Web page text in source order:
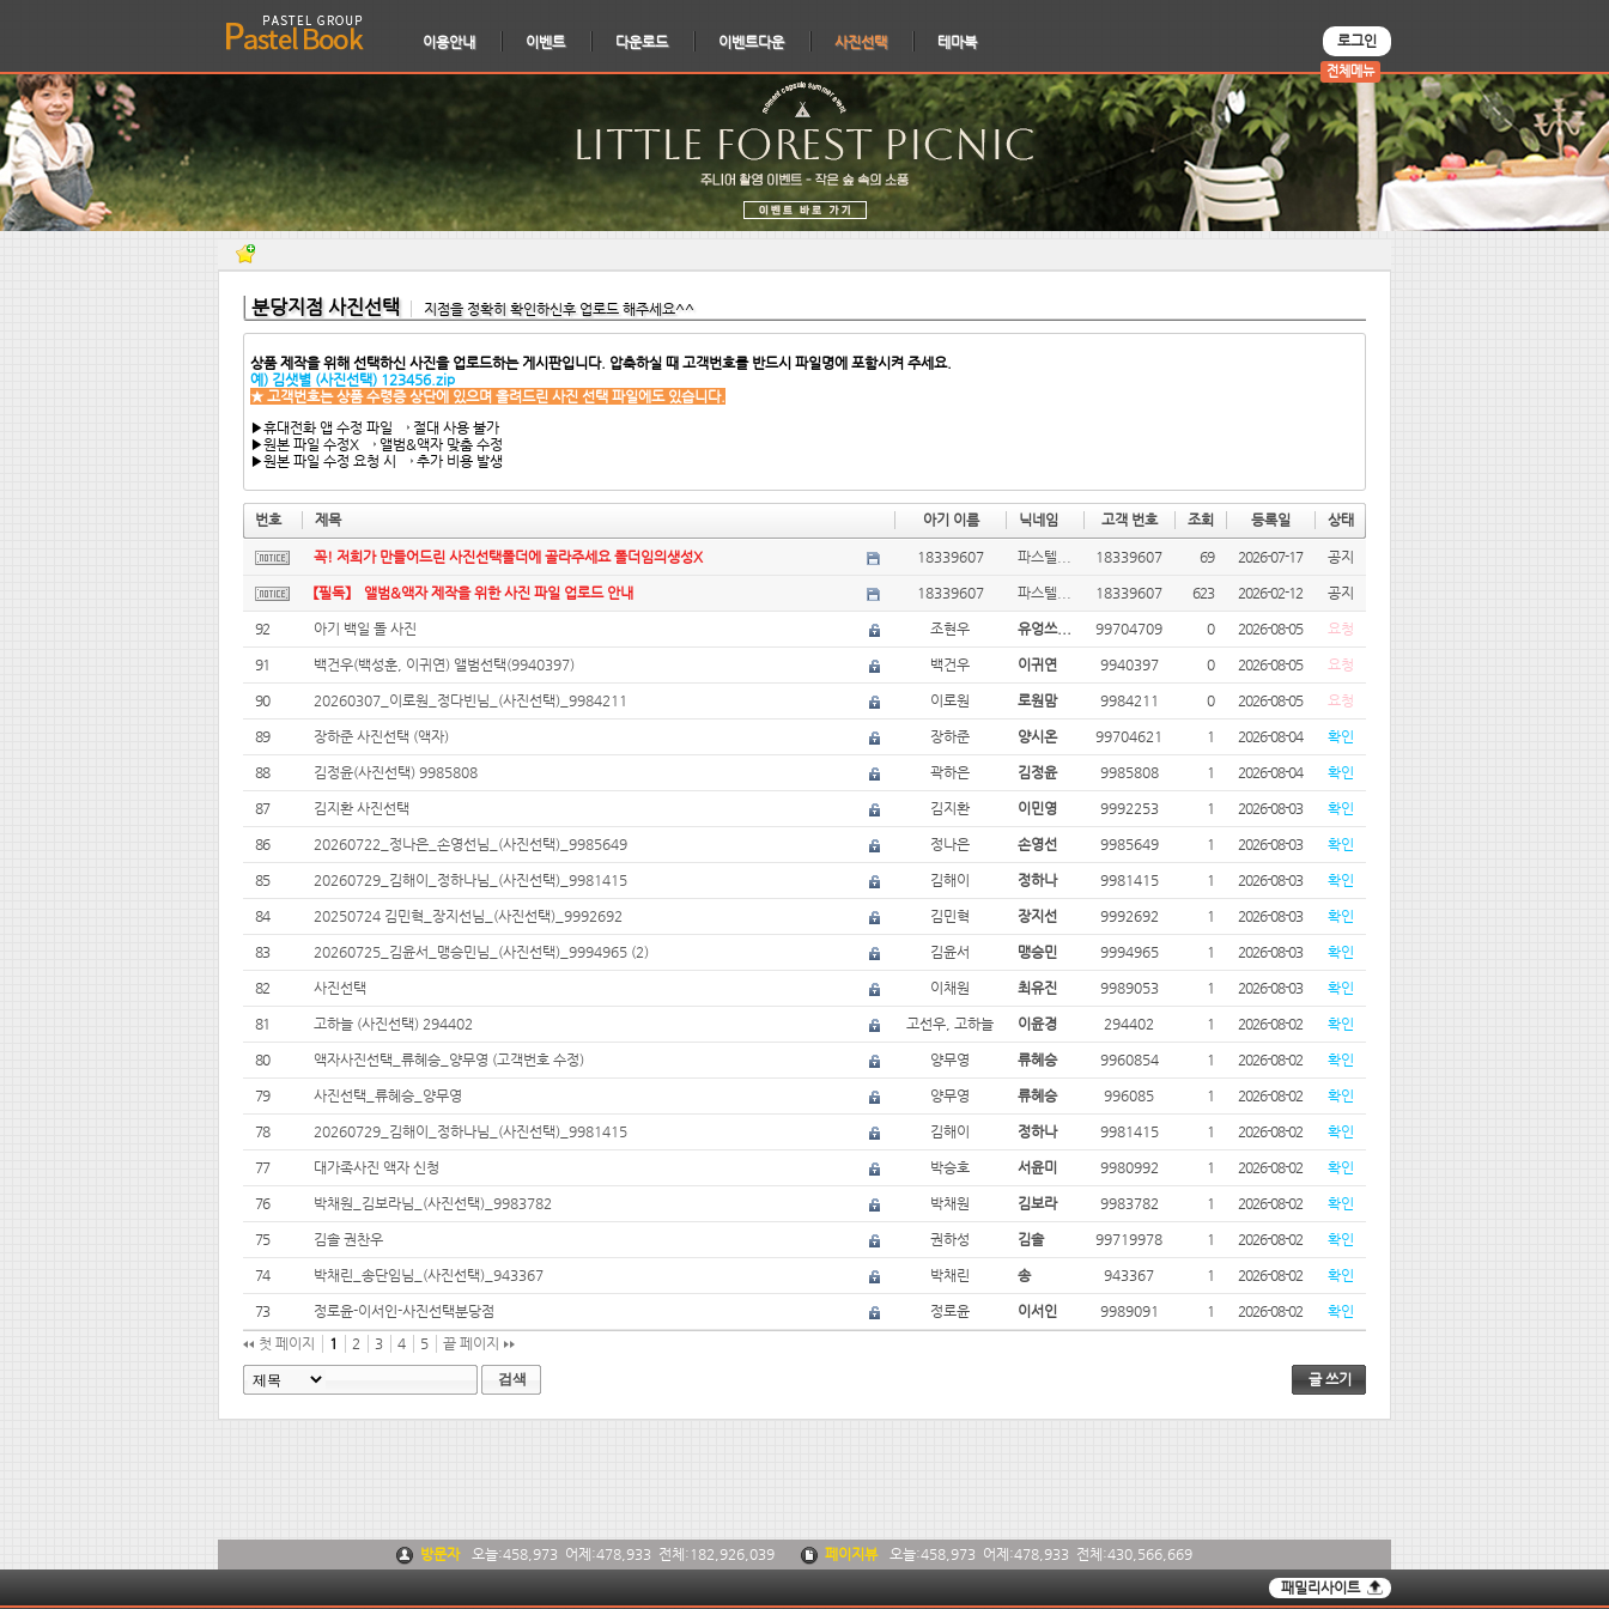
이용안내 이벤트 다운로드 이벤트다운 사진선택 테마북 로그인
전체메뉴
분당지점 사진선택 지점을 정확히 확인하신후 업로드 해주세요^^
상품 제작을 위해 선택하신 사진을 업로드하는 게시판입니다. 압축하실 때 고객번호를 반드시 파일명에 포함시켜 주세요.
예) 김샛별 (사진선택) 123456.zip
★ 고객번호는 상품 수령증 상단에 있으며 올려드린 사진 선택 파일에도 있습니다.
▶휴대전화 앱 수정 파일 → 절대 사용 불가
▶원본 파일 수정X → 앨범&액자 맞춤 수정
▶원본 파일 수정 요청 시 → 추가 비용 발생
번호 제목 아기 이름 닉네임 고객 번호 조회 등록일 상태
꼭! 저희가 만들어드린 사진선택폴더에 골라주세요 폴더임의생성X 18339607 파스텔... 18339607 69 2026-07-17 공지
【필독】 앨범&액자 제작을 위한 사진 파일 업로드 안내 18339607 파스텔... 18339607 623 2026-02-12 공지
92 아기 백일 돌 사진 조현우 유엉쓰... 99704709 0 2026-08-05 요청
91 백건우(백성훈, 이귀연) 앨범선택(9940397) 백건우 이귀연 9940397 0 2026-08-05 요청
90 20260307_이로원_정다빈님_(사진선택)_9984211 이로원 로원맘 9984211 0 2026-08-05 요청
89 장하준 사진선택 (액자) 장하준 양시온 99704621 1 2026-08-04 확인
88 김정윤(사진선택) 9985808 곽하은 김정윤 9985808 1 2026-08-04 확인
87 김지환 사진선택 김지환 이민영 9992253 1 2026-08-03 확인
86 20260722_정나은_손영선님_(사진선택)_9985649 정나은 손영선 9985649 1 2026-08-03 확인
85 20260729_김해이_정하나님_(사진선택)_9981415 김해이 정하나 9981415 1 2026-08-03 확인
84 20250724 김민혁_장지선님_(사진선택)_9992692 김민혁 장지선 9992692 1 2026-08-03 확인
83 20260725_김윤서_맹승민님_(사진선택)_9994965 (2) 김윤서 맹승민 9994965 1 2026-08-03 확인
82 사진선택 이채원 최유진 9989053 1 2026-08-03 확인
81 고하늘 (사진선택) 294402 고선우, 고하늘 이윤경 294402 1 2026-08-02 확인
80 액자사진선택_류혜승_양무영 (고객번호 수정) 양무영 류혜승 9960854 1 2026-08-02 확인
79 사진선택_류혜승_양무영 양무영 류혜승 996085 1 2026-08-02 확인
78 20260729_김해이_정하나님_(사진선택)_9981415 김해이 정하나 9981415 1 2026-08-02 확인
77 대가족사진 액자 신청 박승호 서윤미 9980992 1 2026-08-02 확인
76 박채원_김보라님_(사진선택)_9983782 박채원 김보라 9983782 1 2026-08-02 확인
75 김솔 권찬우 권하성 김솔 99719978 1 2026-08-02 확인
74 박채린_송단임님_(사진선택)_943367 박채린 송 943367 1 2026-08-02 확인
73 정로윤-이서인-사진선택분당점 정로윤 이서인 9989091 1 2026-08-02
확인
첫 페이지
1 2 3 4 5 끝 페이지
검색 글 쓰기
방문자 오늘:458,973 어제:478,933 전체: 182,926,039 페이지뷰 오늘:458,973 어제:478,933 전체:430,566,669
패밀리사이트